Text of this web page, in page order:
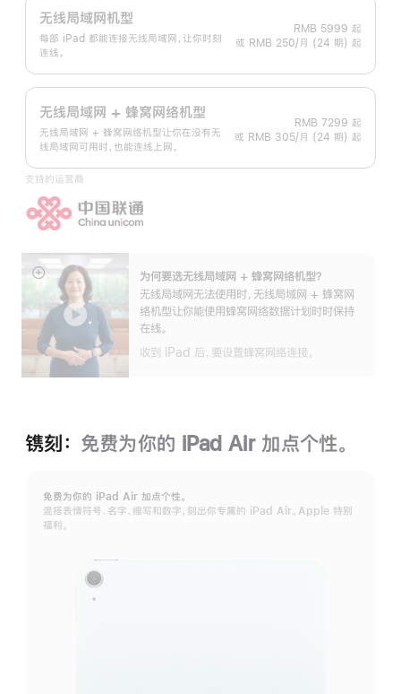
无线局域网机型
每部 iPad 都能连接无线局域网，让你时刻
连线。
RMB 5999 起
或 RMB 250/月 (24 期) 起
无线局域网 + 蜂窝网络机型
无线局域网 + 蜂窝网络机型让你在没有无
线局域网可用时，也能连线上网。
RMB 7299 起
或 RMB 305/月 (24 期) 起
支持的运营商
为何要选无线局域网 + 蜂窝网络机型？
无线局域网无法使用时，无线局域网 + 蜂窝网
络机型让你能使用蜂窝网络数据计划时时保持
在线。
收到 iPad 后，要设置蜂窝网络连接。
展
镌刻： 免费为你的 iPad Air 加⁠点个性。
免费为你的 iPad Air 加⁠点个性。
混搭表情符号、名字、缩写和数字，刻出你专属的 iPad Air。Apple 特别
福利。